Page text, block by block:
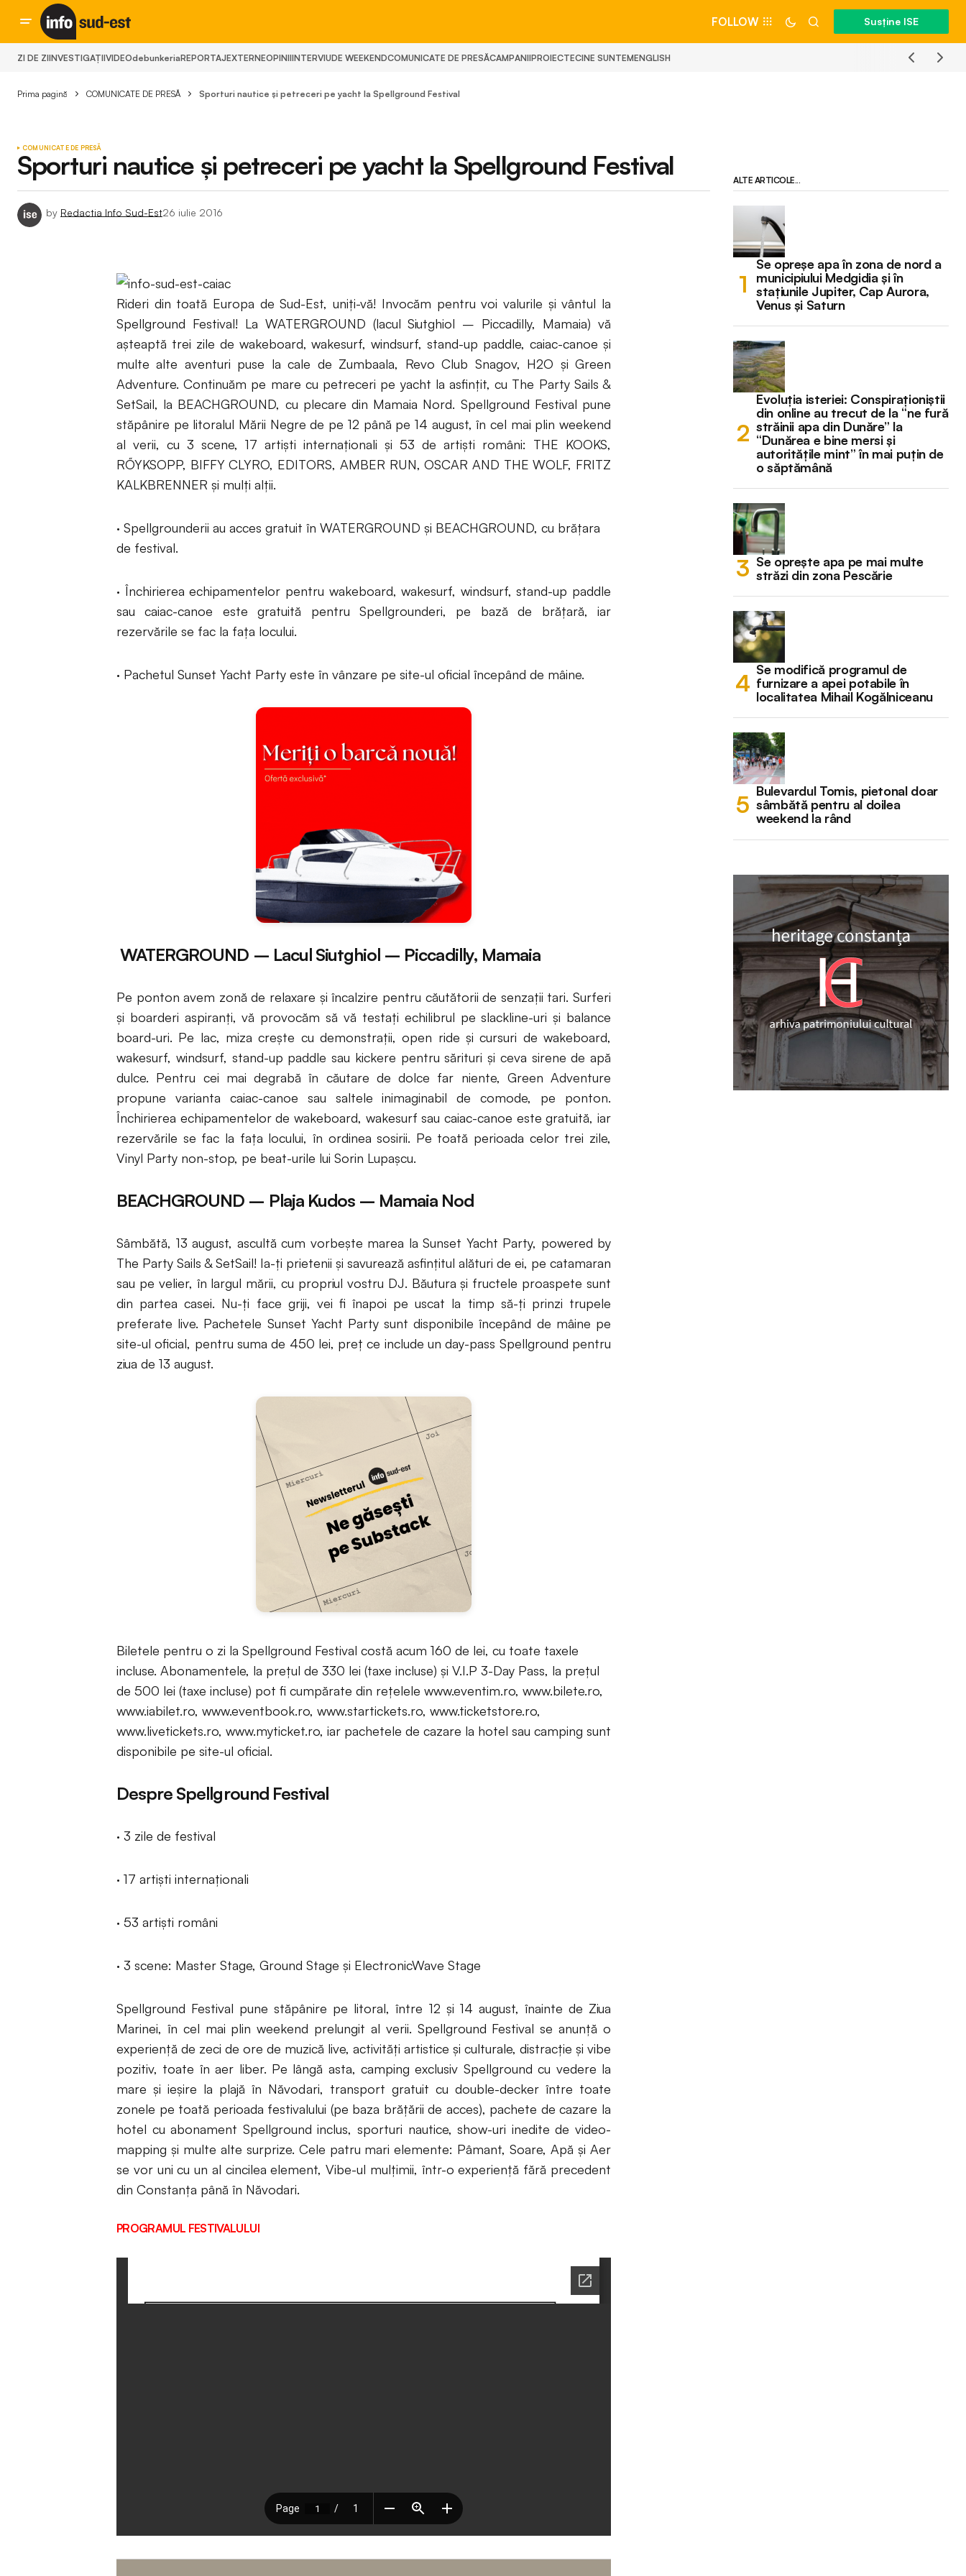
FOLLOW Susține ISE
ZI DE ZIINVESTIGAȚIIVIDEOdebunkeriaREPORTAJEXTERNEOPINIIINTERVIUDE WEEKENDCOMUNICATE DE PRESĂCAMPANIIPROIECTECINE SUNTEMENGLISH
Prima pagină COMUNICATE DE PRESĂ Sporturi nautice și petreceri pe yacht la Spellground Festival
COMUNICATE DE PRESĂ
Sporturi nautice și petreceri pe yacht la Spellground Festival
by Redactia Info Sud-Est26 iulie 2016
Rideri din toată Europa de Sud-Est, uniți-vă! Invocăm pentru voi valurile și vântul la
Spellground Festival! La WATERGROUND (lacul Siutghiol – Piccadilly, Mamaia) vă
așteaptă trei zile de wakeboard, wakesurf, windsurf, stand-up paddle, caiac-canoe și
multe alte aventuri puse la cale de Zumbaala, Revo Club Snagov, H2O și Green
Adventure. Continuăm pe mare cu petreceri pe yacht la asfințit, cu The Party Sails &
SetSail, la BEACHGROUND, cu plecare din Mamaia Nord. Spellground Festival pune
stăpânire pe litoralul Mării Negre de pe 12 până pe 14 august, în cel mai plin weekend
al verii, cu 3 scene, 17 artiști internaționali și 53 de artiști români: THE KOOKS,
RŐYKSOPP, BIFFY CLYRO, EDITORS, AMBER RUN, OSCAR AND THE WOLF, FRITZ
KALKBRENNER și mulți alții.
· Spellgrounderii au acces gratuit în WATERGROUND și BEACHGROUND, cu brățara
de festival.
· Închirierea echipamentelor pentru wakeboard, wakesurf, windsurf, stand-up paddle
sau caiac-canoe este gratuită pentru Spellgrounderi, pe bază de brățară, iar
rezervările se fac la fața locului.
· Pachetul Sunset Yacht Party este în vânzare pe site-ul oficial începând de mâine.
WATERGROUND – Lacul Siutghiol – Piccadilly, Mamaia
Pe ponton avem zonă de relaxare și încalzire pentru căutătorii de senzații tari. Surferi
și boarderi aspiranți, vă provocăm să vă testați echilibrul pe slackline-uri și balance
board-uri. Pe lac, miza crește cu demonstrații, open ride și cursuri de wakeboard,
wakesurf, windsurf, stand-up paddle sau kickere pentru sărituri și ceva sirene de apă
dulce. Pentru cei mai degrabă în căutare de dolce far niente, Green Adventure
propune varianta caiac-canoe sau saltele inimaginabil de comode, pe ponton.
Închirierea echipamentelor de wakeboard, wakesurf sau caiac-canoe este gratuită, iar
rezervările se fac la fața locului, în ordinea sosirii. Pe toată perioada celor trei zile,
Vinyl Party non-stop, pe beat-urile lui Sorin Lupașcu.
BEACHGROUND – Plaja Kudos – Mamaia Nod
Sâmbătă, 13 august, ascultă cum vorbește marea la Sunset Yacht Party, powered by
The Party Sails & SetSail! Ia-ți prietenii și savurează asfințitul alături de ei, pe catamaran
sau pe velier, în largul mării, cu propriul vostru DJ. Băutura și fructele proaspete sunt
din partea casei. Nu-ți face griji, vei fi înapoi pe uscat la timp să-ți prinzi trupele
preferate live. Pachetele Sunset Yacht Party sunt disponibile începând de mâine pe
site-ul oficial, pentru suma de 450 lei, preț ce include un day-pass Spellground pentru
ziua de 13 august.
Biletele pentru o zi la Spellground Festival costă acum 160 de lei, cu toate taxele
incluse. Abonamentele, la prețul de 330 lei (taxe incluse) și V.I.P 3-Day Pass, la prețul
de 500 lei (taxe incluse) pot fi cumpărate din rețelele www.eventim.ro, www.bilete.ro,
www.iabilet.ro, www.eventbook.ro, www.startickets.ro, www.ticketstore.ro,
www.livetickets.ro, www.myticket.ro, iar pachetele de cazare la hotel sau camping sunt
disponibile pe site-ul oficial.
Despre Spellground Festival
· 3 zile de festival
· 17 artiști internaționali
· 53 artiști români
· 3 scene: Master Stage, Ground Stage și ElectronicWave Stage
Spellground Festival pune stăpânire pe litoral, între 12 și 14 august, înainte de Ziua
Marinei, în cel mai plin weekend prelungit al verii. Spellground Festival se anunță o
experiență de zeci de ore de muzică live, activități artistice și culturale, distracție și vibe
pozitiv, toate în aer liber. Pe lângă asta, camping exclusiv Spellground cu vedere la
mare și ieșire la plajă în Năvodari, transport gratuit cu double-decker între toate
zonele pe toată perioada festivalului (pe baza brățării de acces), pachete de cazare la
hotel cu abonament Spellground inclus, sporturi nautice, show-uri inedite de video-
mapping și multe alte surprize. Cele patru mari elemente: Pâmant, Soare, Apă și Aer
se vor uni cu un al cincilea element, Vibe-ul mulțimii, într-o experiență fără precedent
din Constanța până în Năvodari.
PROGRAMUL FESTIVALULUI
ALTE ARTICOLE...
Se opreșe apa în zona de nord a
municipiului Medgidia și în
stațiunile Jupiter, Cap Aurora,
Venus și Saturn
Evoluția isteriei: Conspiraționiștii
din online au trecut de la “ne fură
străinii apa din Dunăre” la
“Dunărea e bine mersi și
autoritățile mint” în mai puțin de
o săptămână
Se oprește apa pe mai multe
străzi din zona Pescărie
Se modifică programul de
furnizare a apei potabile în
localitatea Mihail Kogălniceanu
Bulevardul Tomis, pietonal doar
sâmbătă pentru al doilea
weekend la rând